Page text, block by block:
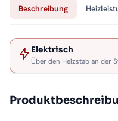
Beschreibung
Elektrisch
Über den Heizstab an der